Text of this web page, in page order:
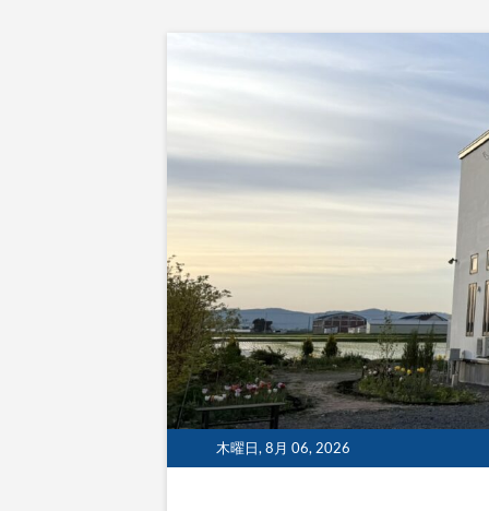
木曜日, 8月 06, 2026